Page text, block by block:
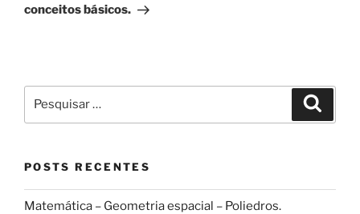
conceitos básicos.
por:
POSTS RECENTES
Matemática – Geometria espacial – Poliedros.